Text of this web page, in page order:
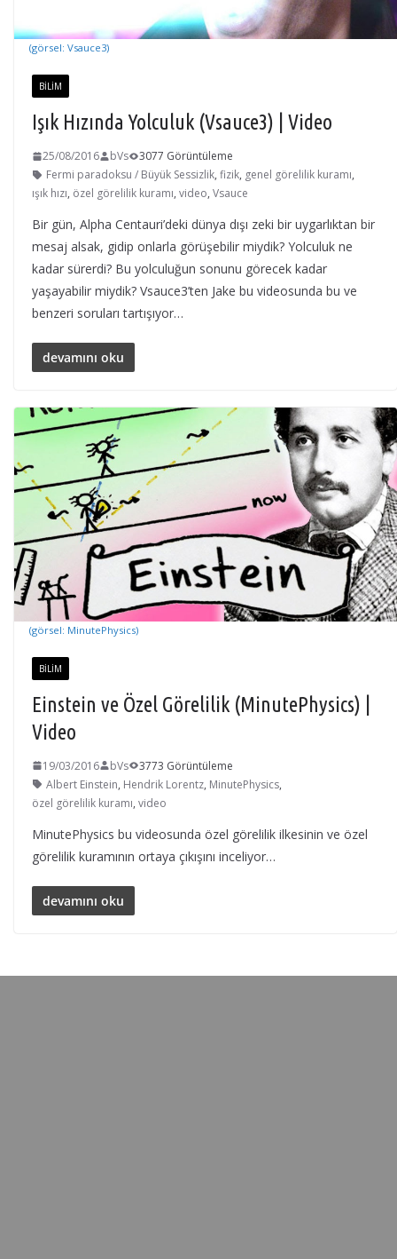
(görsel: Vsauce3)
BILIM
Işık Hızında Yolculuk (Vsauce3) | Video
25/08/2016 bVs
3077 Görüntüleme
Fermi paradoksu / Büyük Sessizlik, fizik, genel görelilik kuramı,
ışık hızı, özel görelilik kuramı, video, Vsauce
Bir gün, Alpha Centauri’deki dünya dışı zeki bir uygarlıktan bir
mesaj alsak, gidip onlarla görüşebilir miydik? Yolculuk ne
kadar sürerdi? Bu yolculuğun sonunu görecek kadar
yaşayabilir miydik? Vsauce3’ten Jake bu videosunda bu ve
benzeri soruları tartışıyor…
devamını oku
(görsel: MinutePhysics)
BILIM
Einstein ve Özel Görelilik (MinutePhysics) |
Video
19/03/2016 bVs
3773 Görüntüleme
Albert Einstein, Hendrik Lorentz, MinutePhysics,
özel görelilik kuramı, video
MinutePhysics bu videosunda özel görelilik ilkesinin ve özel
görelilik kuramının ortaya çıkışını inceliyor…
devamını oku